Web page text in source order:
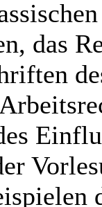
das